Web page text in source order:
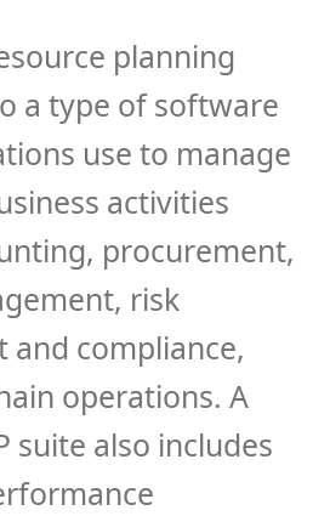
planning
a type of software
use to manage
activities
procurement,
risk
and compliance,
operations. A
suite also includes